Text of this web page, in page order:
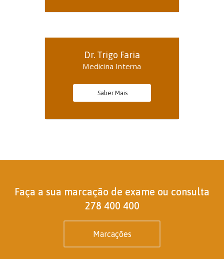
Dr. Trigo Faria
Medicina Interna
Saber Mais
Faça a sua marcação de exame ou consulta
278 400 400
Marcações